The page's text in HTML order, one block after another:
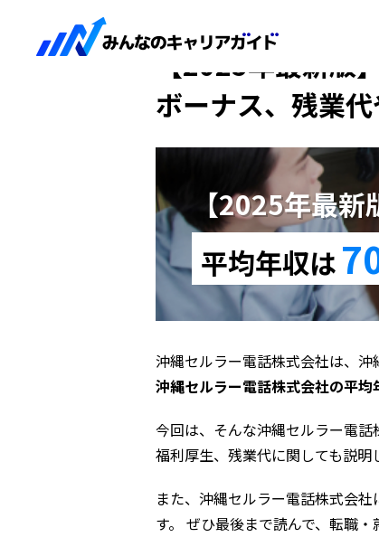
【2025年最新
ボーナス、残業
【2025年最
平均年収は
沖縄セルラー電話株式会社は、
沖縄セルラー電話株式会社の平均
今回は、そんな沖縄セルラー電
福利厚生、残業代に関しても説
また、沖縄セルラー電話株式会
す。 ぜひ最後まで読んで、転職